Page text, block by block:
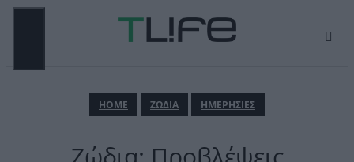
Μετάβαση
ΗΟΜΕ ΖΩΔΙΑ ΗΜΕΡΗΣΙΕΣ